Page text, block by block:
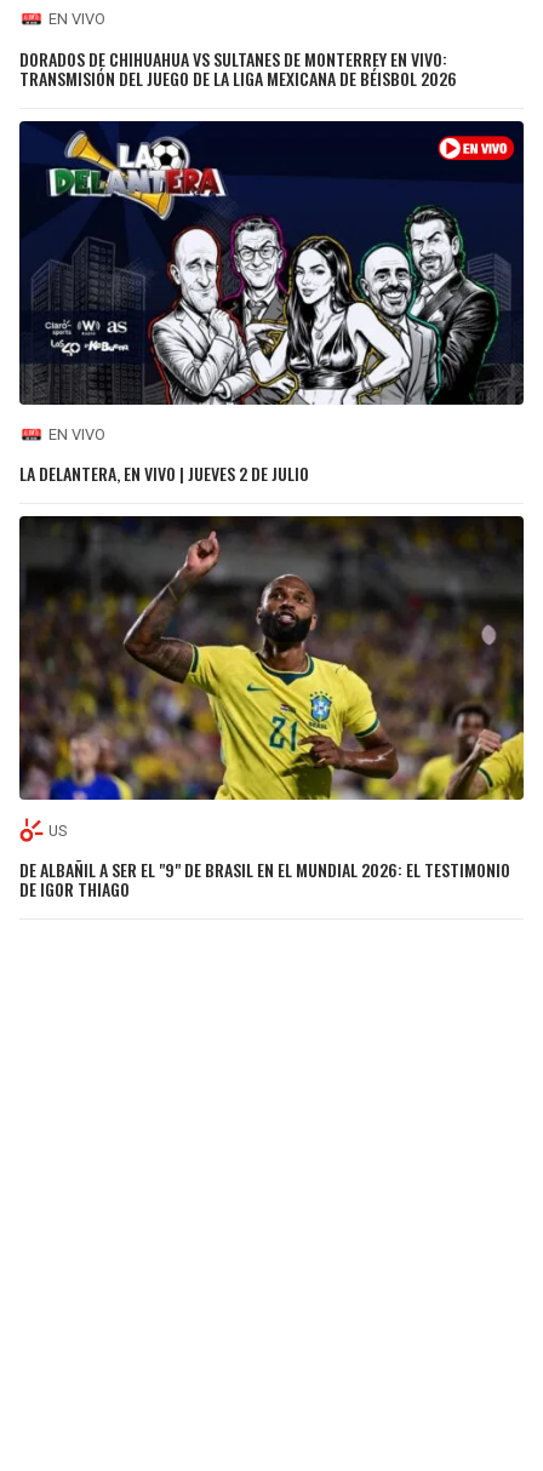
EN VIVO
DORADOS DE CHIHUAHUA VS SULTANES DE MONTERREY EN VIVO:
TRANSMISIÓN DEL JUEGO DE LA LIGA MEXICANA DE BÉISBOL 2026
EN VIVO
LA DELANTERA, EN VIVO | JUEVES 2 DE JULIO
US
DE ALBAÑIL A SER EL "9" DE BRASIL EN EL MUNDIAL 2026: EL TESTIMONIO
DE IGOR THIAGO